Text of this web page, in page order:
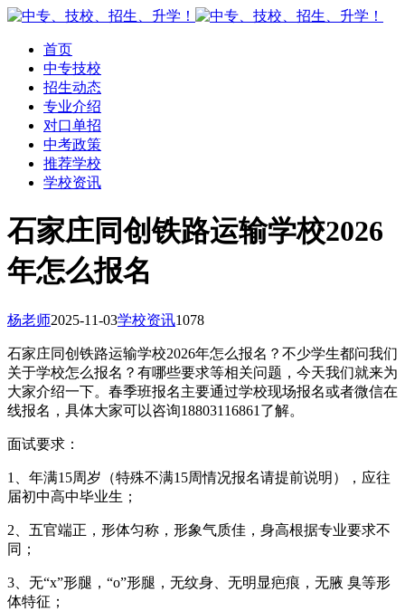
首页
中专技校
招生动态
专业介绍
对口单招
中考政策
推荐学校
学校资讯
石家庄同创铁路运输学校2026
年怎么报名
杨老师2025-11-03学校资讯1078
石家庄同创铁路运输学校2026年怎么报名？不少学生都问我们
关于学校怎么报名？有哪些要求等相关问题，今天我们就来为
大家介绍一下。春季班报名主要通过学校现场报名或者微信在
线报名，具体大家可以咨询18803116861了解。
面试要求：
1、年满15周岁（特殊不满15周情况报名请提前说明），应往
届初中高中毕业生；
2、五官端正，形体匀称，形象气质佳，身高根据专业要求不
同；
3、无“x”形腿，“o”形腿，无纹身、无明显疤痕，无腋 臭等形
体特征；